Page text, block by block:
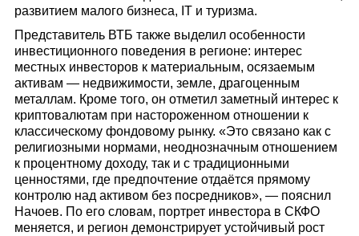
развитием малого бизнеса, IT и туризма.
Представитель ВТБ также выделил особенности
инвестиционного поведения в регионе: интерес
местных инвесторов к материальным, осязаемым
активам — недвижимости, земле, драгоценным
металлам. Кроме того, он отметил заметный интерес к
криптовалютам при настороженном отношении к
классическому фондовому рынку. «Это связано как с
религиозными нормами, неоднозначным отношением
к процентному доходу, так и с традиционными
ценностями, где предпочтение отдаётся прямому
контролю над активом без посредников», — пояснил
Начоев. По его словам, портрет инвестора в СКФО
меняется, и регион демонстрирует устойчивый рост